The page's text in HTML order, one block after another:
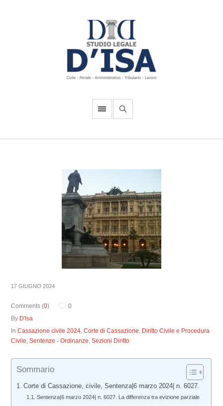
17 GIUGNO 2024
Comments (0)
0
By D'Isa
InCassazione civile 2024,Corte di Cassazione, Diritto Civile e Procedura
Civile,Sentenze - Ordinanze,Sezioni Diritto
Sommario
Corte di Cassazione, civile, Sentenza|6 marzo 2024| n. 6027.
Sentenza|6 marzo 2024| n. 6027. La differenza tra evizione parziale